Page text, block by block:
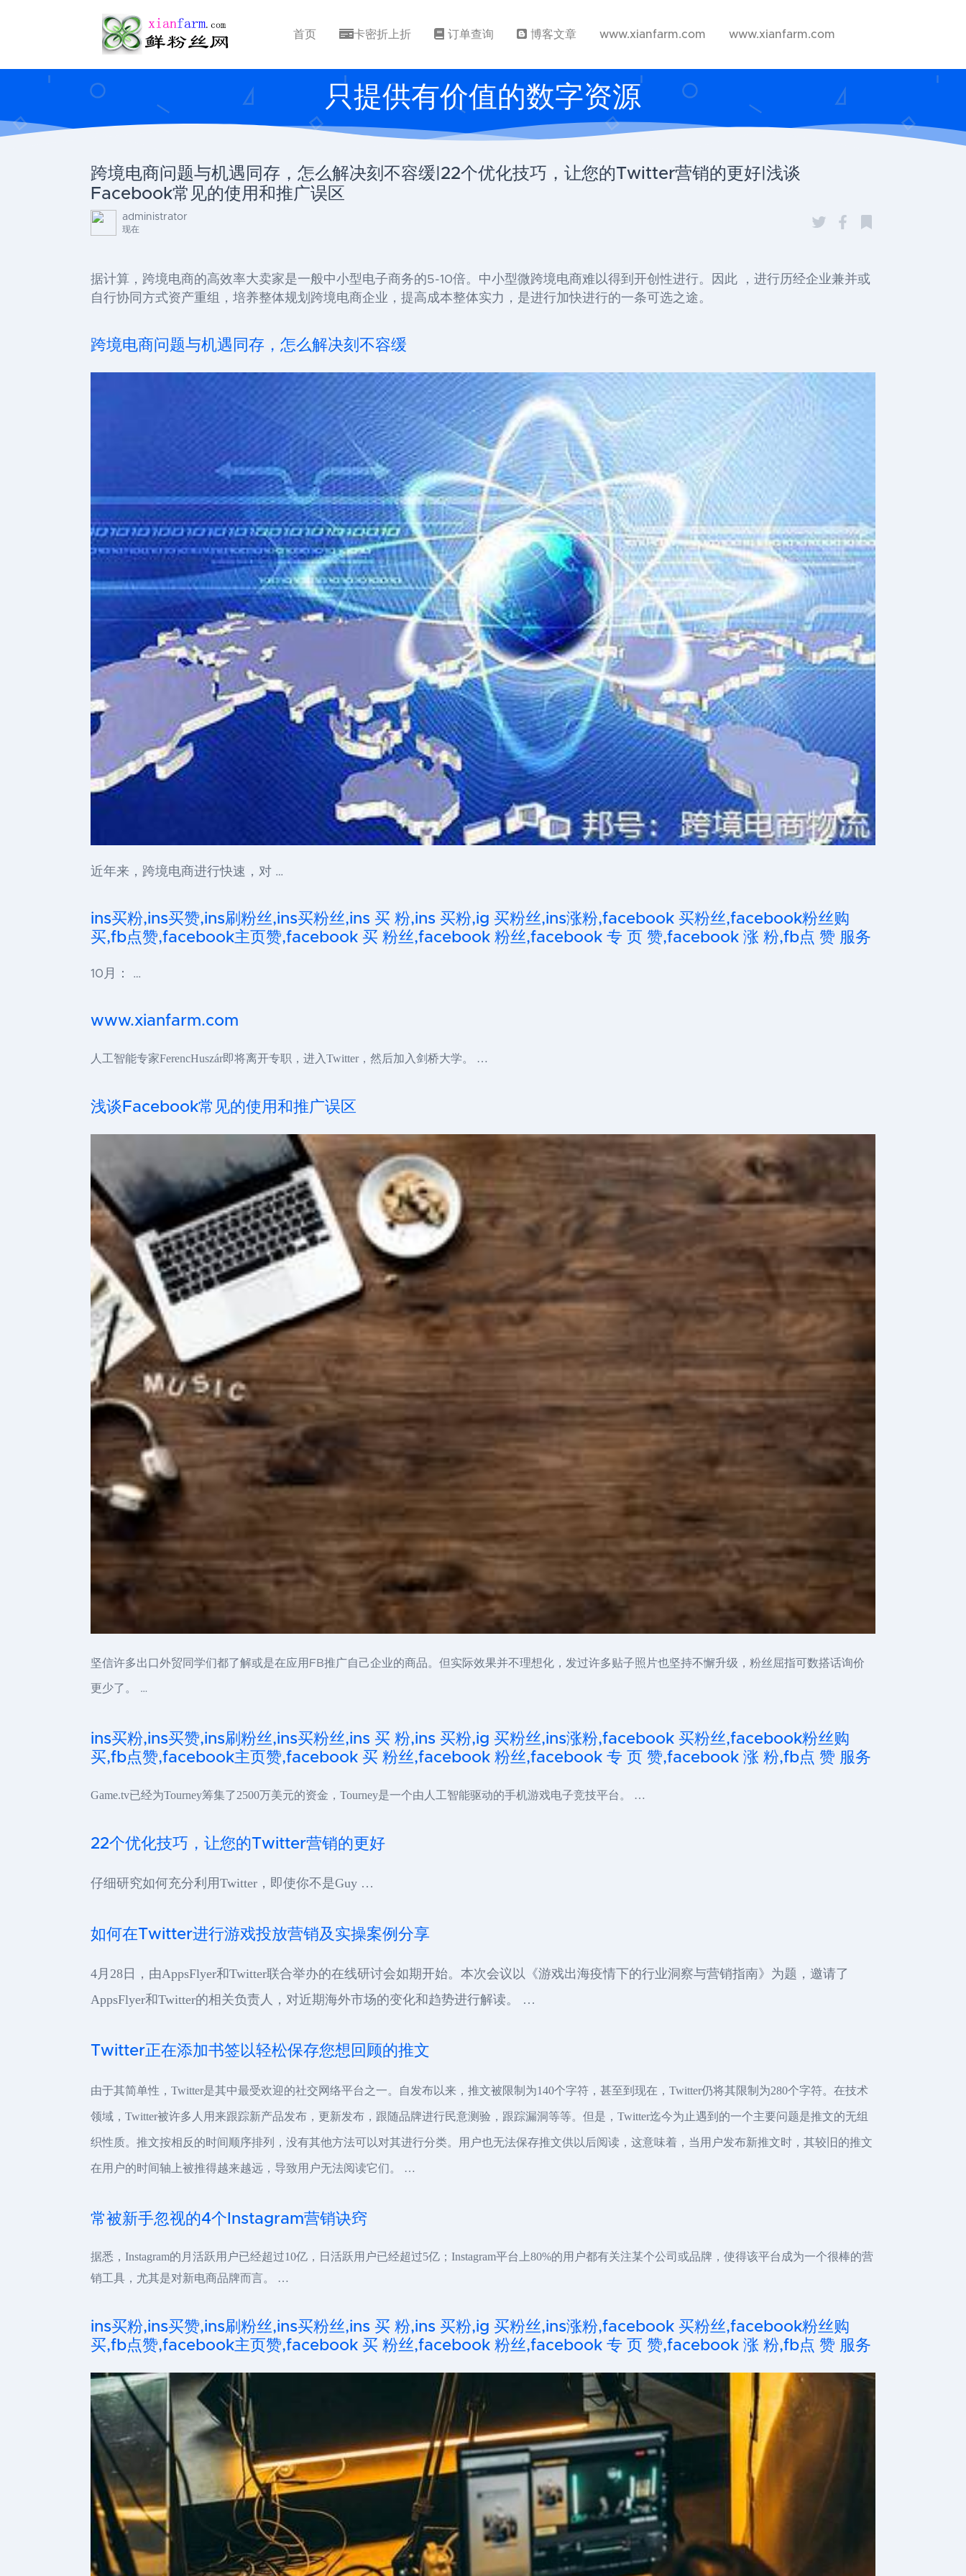
首页 卡密折上折 订单查询 博客文章 www.xianfarm.com www.xianfarm.com
只提供有价值的数字资源
跨境电商问题与机遇同存，怎么解决刻不容缓|22个优化技巧，让您的Twitter营销的更好|浅谈
Facebook常见的使用和推广误区
administrator
现在
据计算，跨境电商的高效率大卖家是一般中小型电子商务的5-10倍。中小型微跨境电商难以得到开创性进行。因此 ，进行历经企业兼并或
自行协同方式资产重组，培养整体规划跨境电商企业，提高成本整体实力，是进行加快进行的一条可选之途。
跨境电商问题与机遇同存，怎么解决刻不容缓
近年来，跨境电商进行快速，对 …
ins买粉,ins买赞,ins刷粉丝,ins买粉丝,ins 买 粉,ins 买粉,ig 买粉丝,ins涨粉,facebook 买粉丝,facebook粉丝购
买,fb点赞,facebook主页赞,facebook 买 粉丝,facebook 粉丝,facebook 专 页 赞,facebook 涨 粉,fb点 赞 服务
10月： …
www.xianfarm.com
人工智能专家FerencHuszár即将离开专职，进入Twitter，然后加入剑桥大学。 …
浅谈Facebook常见的使用和推广误区
坚信许多出口外贸同学们都了解或是在应用FB推广自己企业的商品。但实际效果并不理想化，发过许多贴子照片也坚持不懈升级，粉丝屈指可数搭话询价
更少了。 …
ins买粉,ins买赞,ins刷粉丝,ins买粉丝,ins 买 粉,ins 买粉,ig 买粉丝,ins涨粉,facebook 买粉丝,facebook粉丝购
买,fb点赞,facebook主页赞,facebook 买 粉丝,facebook 粉丝,facebook 专 页 赞,facebook 涨 粉,fb点 赞 服务
Game.tv已经为Tourney筹集了2500万美元的资金，Tourney是一个由人工智能驱动的手机游戏电子竞技平台。 …
22个优化技巧，让您的Twitter营销的更好
仔细研究如何充分利用Twitter，即使你不是Guy …
如何在Twitter进行游戏投放营销及实操案例分享
4月28日，由AppsFlyer和Twitter联合举办的在线研讨会如期开始。本次会议以《游戏出海疫情下的行业洞察与营销指南》为题，邀请了
AppsFlyer和Twitter的相关负责人，对近期海外市场的变化和趋势进行解读。 …
Twitter正在添加书签以轻松保存您想回顾的推文
由于其简单性，Twitter是其中最受欢迎的社交网络平台之一。自发布以来，推文被限制为140个字符，甚至到现在，Twitter仍将其限制为280个字符。在技术
领域，Twitter被许多人用来跟踪新产品发布，更新发布，跟随品牌进行民意测验，跟踪漏洞等等。但是，Twitter迄今为止遇到的一个主要问题是推文的无组
织性质。推文按相反的时间顺序排列，没有其他方法可以对其进行分类。用户也无法保存推文供以后阅读，这意味着，当用户发布新推文时，其较旧的推文
在用户的时间轴上被推得越来越远，导致用户无法阅读它们。 …
常被新手忽视的4个Instagram营销诀窍
据悉，Instagram的月活跃用户已经超过10亿，日活跃用户已经超过5亿；Instagram平台上80%的用户都有关注某个公司或品牌，使得该平台成为一个很棒的营
销工具，尤其是对新电商品牌而言。 …
ins买粉,ins买赞,ins刷粉丝,ins买粉丝,ins 买 粉,ins 买粉,ig 买粉丝,ins涨粉,facebook 买粉丝,facebook粉丝购
买,fb点赞,facebook主页赞,facebook 买 粉丝,facebook 粉丝,facebook 专 页 赞,facebook 涨 粉,fb点 赞 服务